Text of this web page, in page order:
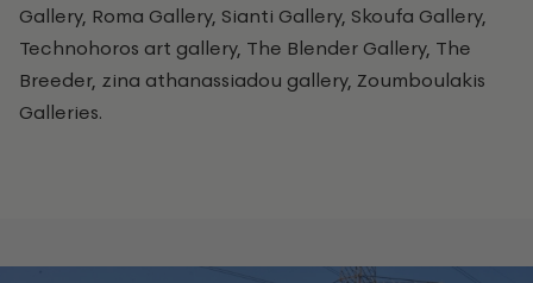
Gallery, Roma Gallery, Sianti Gallery, Skoufa Gallery,
Technohoros art gallery, The Blender Gallery, The
Breeder, zina athanassiadou gallery, Zoumboulakis
Galleries.